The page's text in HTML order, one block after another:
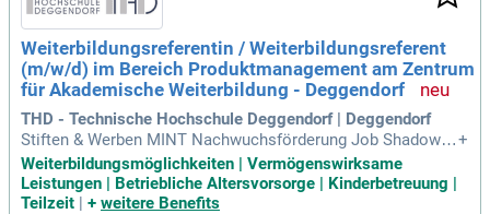
Weiterbildungsreferentin / Weiterbildungsreferent
(m/w/d) im Bereich Produktmanagement am Zentrum
für Akademische Weiterbildung - Deggendorf
THD - Technische Hochschule Deggendorf | Deggendorf
Stiften & Werben MINT Nachwuchsförderung Job Shadowin
g Employer Branding durch Weiterbildung Follow us: Follow
us: DE EN Logout Zurück Startseite Header minimieren Hea
der maximieren Weiterbildungsreferentin / Weiterbildungsre
+
Weiterbildungsmöglichkeiten | Vermögenswirksame
Leistungen | Betriebliche Altersvorsorge | Kinderbetreuung |
Teilzeit | + weitere Benefits